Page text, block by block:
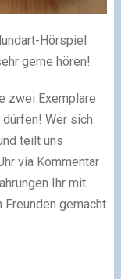
Hörspiel
gerne hören!
zwei Exemplare
Wer sich
teilt uns
via Kommentar
Ihr mit
gemacht